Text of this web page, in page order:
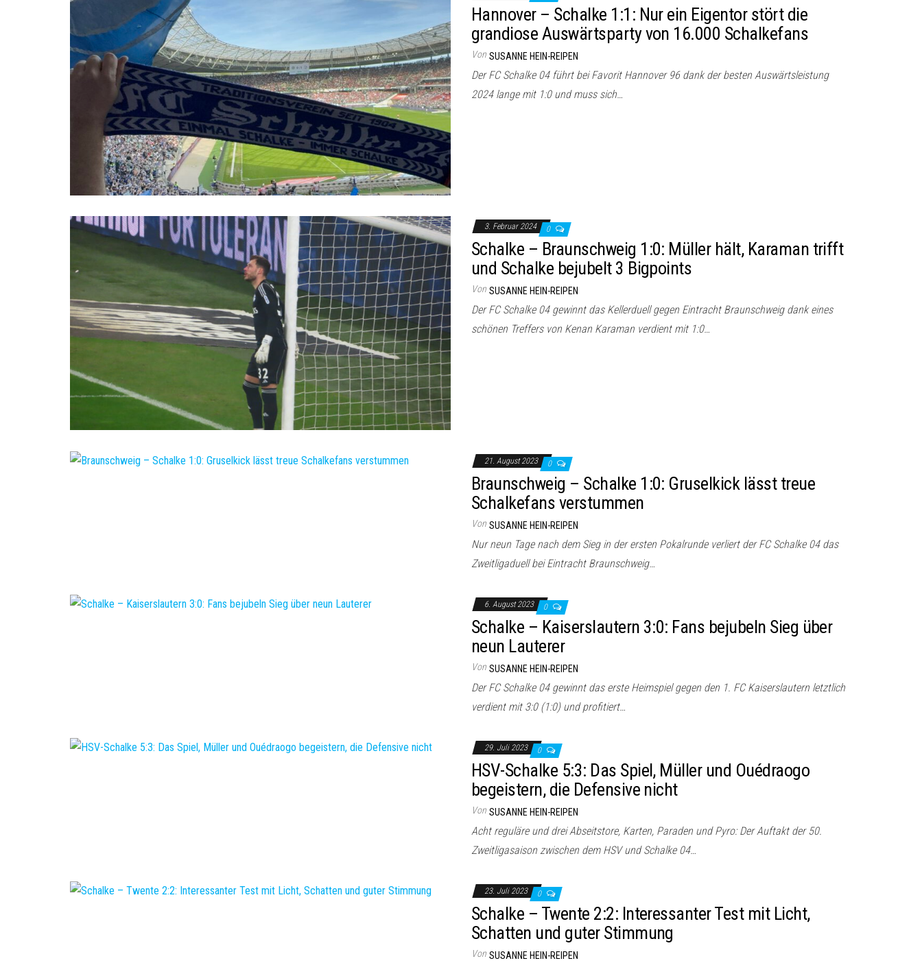
Hannover – Schalke 1:1: Nur ein Eigentor stört die
grandiose Auswärtsparty von 16.000 Schalkefans
Von SUSANNE HEIN-REIPEN
Der FC Schalke 04 führt bei Favorit Hannover 96 dank der besten Auswärtsleistung
2024 lange mit 1:0 und muss sich…
3. Februar 2024 0
Schalke – Braunschweig 1:0: Müller hält, Karaman trifft
und Schalke bejubelt 3 Bigpoints
Von SUSANNE HEIN-REIPEN
Der FC Schalke 04 gewinnt das Kellerduell gegen Eintracht Braunschweig dank eines
schönen Treffers von Kenan Karaman verdient mit 1:0…
21. August 2023 0
Braunschweig – Schalke 1:0: Gruselkick lässt treue
Schalkefans verstummen
Von SUSANNE HEIN-REIPEN
Nur neun Tage nach dem Sieg in der ersten Pokalrunde verliert der FC Schalke 04 das
Zweitligaduell bei Eintracht Braunschweig…
6. August 2023 0
Schalke – Kaiserslautern 3:0: Fans bejubeln Sieg über
neun Lauterer
Von SUSANNE HEIN-REIPEN
Der FC Schalke 04 gewinnt das erste Heimspiel gegen den 1. FC Kaiserslautern letztlich
verdient mit 3:0 (1:0) und profitiert…
29. Juli 2023 0
HSV-Schalke 5:3: Das Spiel, Müller und Ouédraogo
begeistern, die Defensive nicht
Von SUSANNE HEIN-REIPEN
Acht reguläre und drei Abseitstore, Karten, Paraden und Pyro: Der Auftakt der 50.
Zweitligasaison zwischen dem HSV und Schalke 04…
23. Juli 2023 0
Schalke – Twente 2:2: Interessanter Test mit Licht,
Schatten und guter Stimmung
Von SUSANNE HEIN-REIPEN